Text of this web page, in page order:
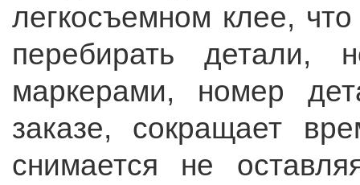
легкосъемном клее,
перебирать детали,
маркерами, номер
заказе, сокращает
снимается не